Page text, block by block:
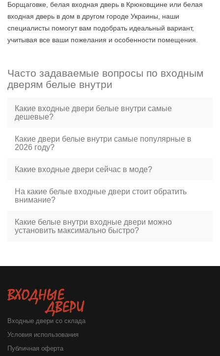
Борщаговке, белая входная дверь в Крюковщине или белая
входная дверь в дом в другом городе Украины, наши
специалисты помогут вам подобрать идеальный вариант,
учитывая все ваши пожелания и особенности помещения.
Часто задаваемые вопросы по входным
дверям белые внутри
Какие входные двери белые внутри самые
дешевые?
Какие двери белые внутри самые популярные в
2026 году?
Какие входные двери сейчас в моде?
На какие белые входные двери стоит обратить
внимание?
Какие белые внутри входные двери можно
установить максимально быстро?
Входные двери со склада
Условия использования
Публичная оферта